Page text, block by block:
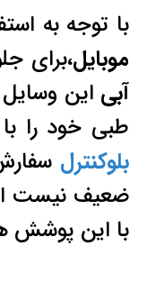
با توجه به
موبایل،برای
آبی این
طبی خود را
بلوکنترل
ضعیف نیست
با این پوشش